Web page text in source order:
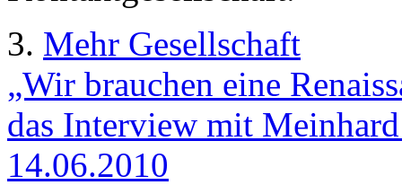
3. Mehr Gesellschaft
„Wir brauchen eine
das Interview mit
14.06.2010